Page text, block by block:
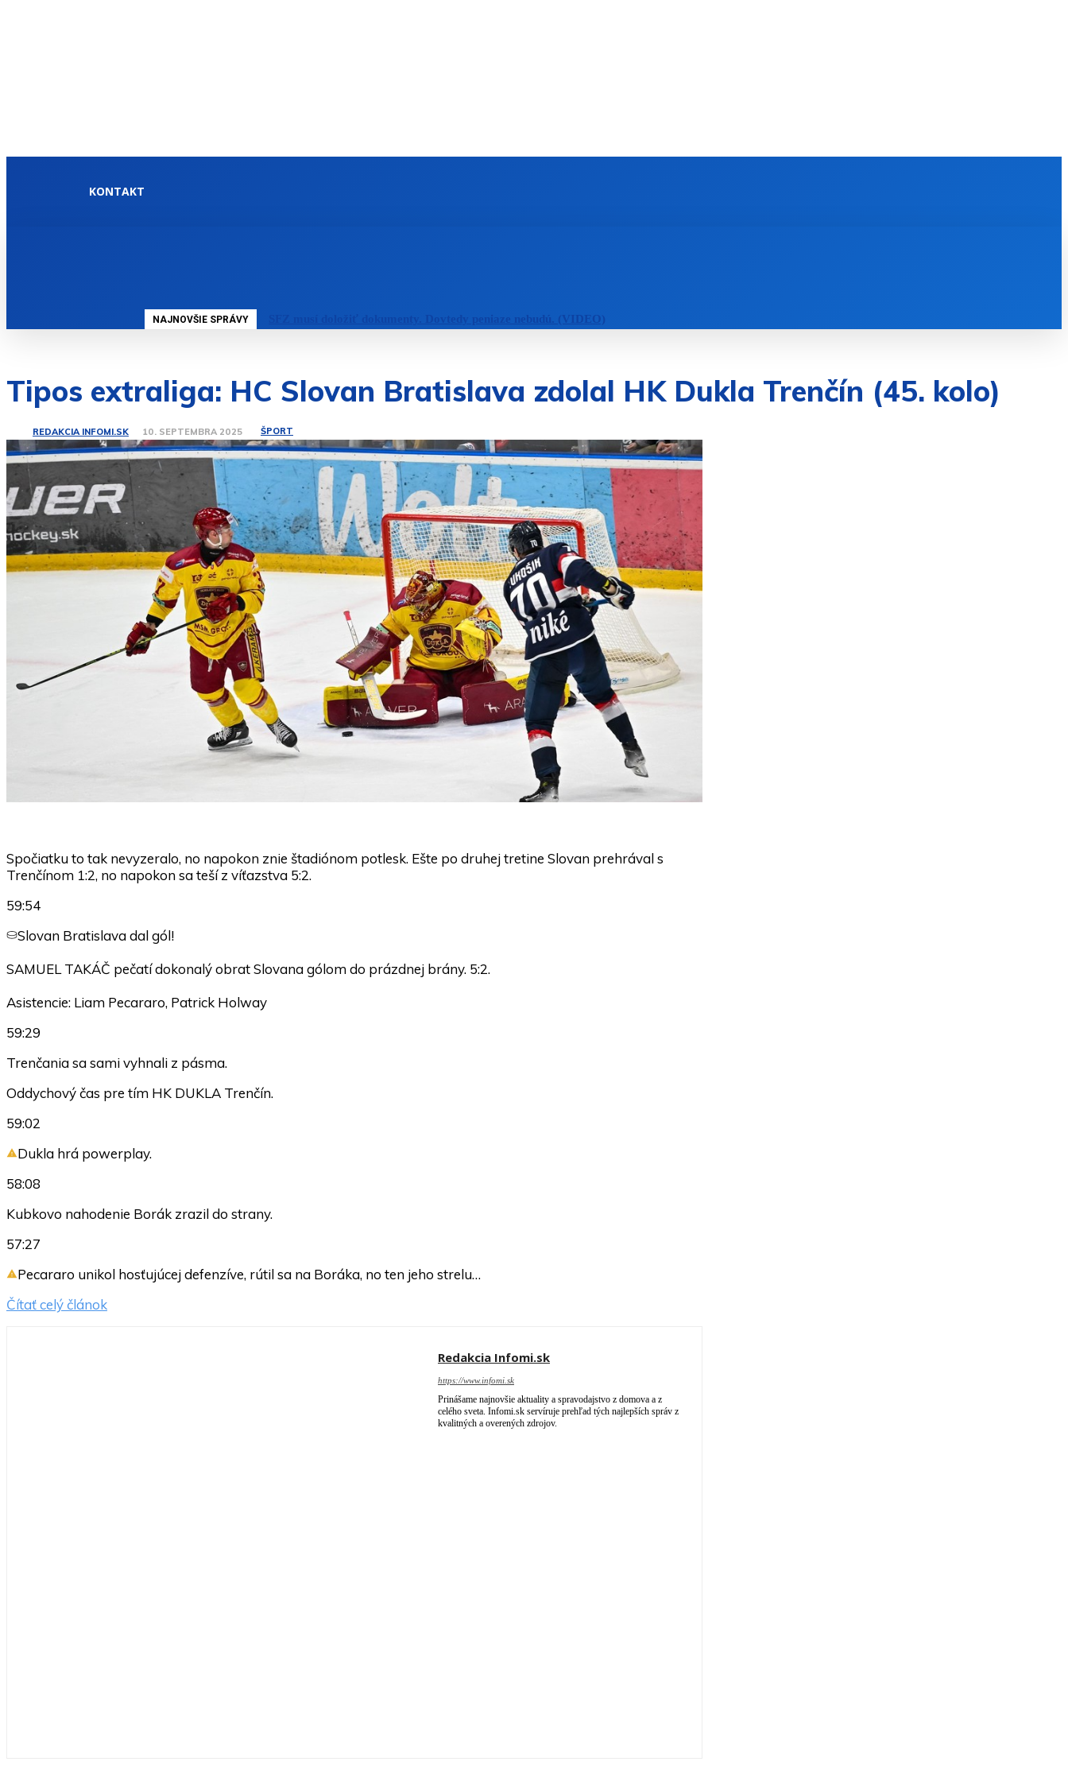
KONTAKT
NAJNOVŠIE SPRÁVY SFZ musí doložiť dokumenty. Dovtedy peniaze nebudú. (VIDEO)
Tipos extraliga: HC Slovan Bratislava zdolal HK Dukla Trenčín (45. kolo)
REDAKCIA INFOMI.SK 10. SEPTEMBRA 2025 ŠPORT
Spočiatku to tak nevyzeralo, no napokon znie štadiónom potlesk. Ešte po druhej tretine Slovan prehrával s
Trenčínom 1:2, no napokon sa teší z víťazstva 5:2.
59:54
Slovan Bratislava dal gól!
SAMUEL TAKÁČ pečatí dokonalý obrat Slovana gólom do prázdnej brány. 5:2.
Asistencie: Liam Pecararo, Patrick Holway
59:29
Trenčania sa sami vyhnali z pásma.
Oddychový čas pre tím HK DUKLA Trenčín.
59:02
Dukla hrá powerplay.
58:08
Kubkovo nahodenie Borák zrazil do strany.
57:27
Pecararo unikol hosťujúcej defenzíve, rútil sa na Boráka, no ten jeho strelu…
Čítať celý článok
Redakcia Infomi.sk
https://www.infomi.sk
Prinášame najnovšie aktuality a spravodajstvo z domova a z
celého sveta. Infomi.sk servíruje prehľad tých najlepších správ z
kvalitných a overených zdrojov.